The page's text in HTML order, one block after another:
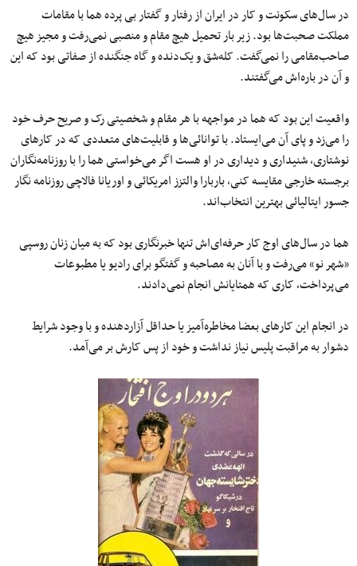
در سال‌های سکونت و کار در ایران از رفتار و گفتار بی پرده هما با مقامات
مملکت صحبت‌ها بود. زیر بار تحمیل هیچ مقام و منصبی نمی‌رفت و مجیز هیچ
صاحب‌مقامی را نمی‌گفت. کله‌شق و یک‌دنده و گاه جنگنده از صفاتی بود که این
و آن در باره‌اش می‌گفتند.
واقعیت این بود که هما در مواجهه با هر مقام و شخصیتی رک و صریح حرف خود
را می‌زد و پای آن می‌ایستاد. با توانائی‌ها و قابلیت‌های متعددی که در کارهای
نوشتاری، شنیداری و دیداری در او هست اگر می‌خواستی هما را با روزنامه‌نگاران
برجسته خارجی مقایسه کنی، باربارا والتزز امریکائی و اوریانا فالاچی روزنامه نگار
جسور ایتالیائی بهترین انتخاب‌اند.
هما در سال‌های اوج کار حرفه‌ای‌اش تنها خبرنگاری بود که به میان زنان روسپی
«شهر نو» می‌رفت و با آنان به مصاحبه و گفتگو برای رادیو یا مطبوعات
می‌پرداخت، کاری که همتایانش انجام نمی‌دادند.
در انجام این کارهای بعضا مخاطره‌آمیز یا حداقل آزاردهنده و با وجود شرایط
دشوار به مراقبت پلیس نیاز نداشت و خود از پس کارش بر می‌آمد.